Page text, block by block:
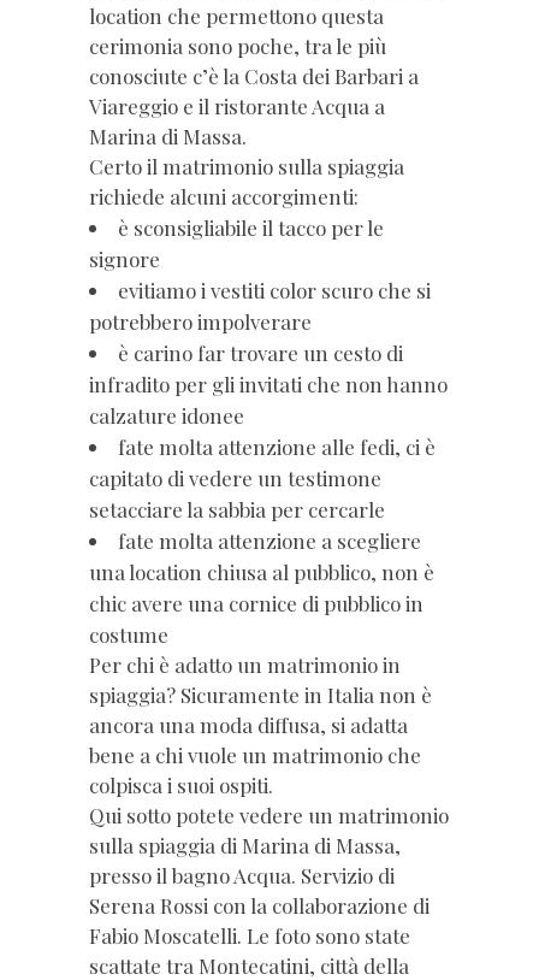
location che permettono questa
cerimonia sono poche, tra le più
conosciute c’è la Costa dei Barbari a
Viareggio e il ristorante Acqua a
Marina di Massa.
Certo il matrimonio sulla spiaggia
richiede alcuni accorgimenti:
è sconsigliabile il tacco per le
signore
evitiamo i vestiti color scuro che si
potrebbero impolverare
è carino far trovare un cesto di
infradito per gli invitati che non hanno
calzature idonee
fate molta attenzione alle fedi, ci è
capitato di vedere un testimone
setacciare la sabbia per cercarle
fate molta attenzione a scegliere
una location chiusa al pubblico, non è
chic avere una cornice di pubblico in
costume
Per chi è adatto un matrimonio in
spiaggia? Sicuramente in Italia non è
ancora una moda diffusa, si adatta
bene a chi vuole un matrimonio che
colpisca i suoi ospiti.
Qui sotto potete vedere un matrimonio
sulla spiaggia di Marina di Massa,
presso il bagno Acqua. Servizio di
Serena Rossi con la collaborazione di
Fabio Moscatelli. Le foto sono state
scattate tra Montecatini, città della